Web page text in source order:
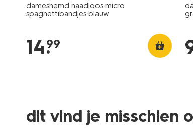
dameshemd naadloos micro
spaghettibandjes blauw
14.
99
dit vind je misschien